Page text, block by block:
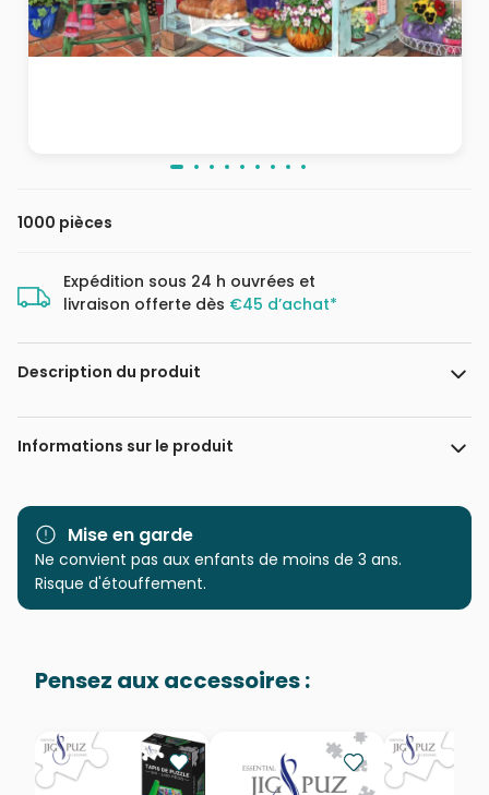
1000 pièces
Expédition sous 24 h ouvrées et
livraison offerte dès €45 d’achat*
Description du produit
Tracy Hall
Informations sur le produit
Marque HOP - House of Puzzles
Catégorie Puzzles - Rétros et Nostalgie
Age
Puzzle pour Adultes (500 à
Provenance Puzzles fabriqués en France
EAN 5060002004678
Mise en garde
Ne convient pas aux enfants de moins de 3 ans.
Risque d'étouffement.
Pensez aux accessoires :